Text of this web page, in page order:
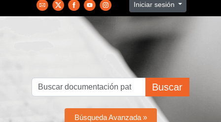
Iniciar sesión
Buscar
Búsqueda Avanzada »